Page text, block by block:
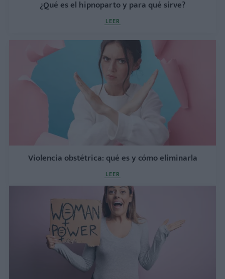
¿Qué es el hipnoparto y para qué sirve?
LEER
Violencia obstétrica: qué es y cómo eliminarla
LEER